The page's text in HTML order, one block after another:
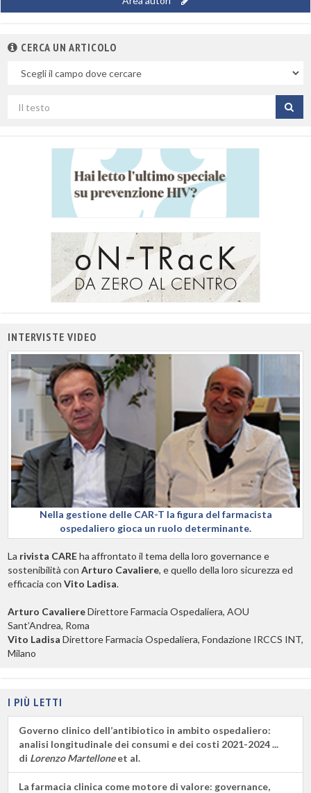
CERCA UN ARTICOLO
campo
per
INTERVISTE VIDEO
Nella gestione delle CAR-T la figura del farmacista
ospedaliero gioca un ruolo determinante.
La rivista CAREha affrontato il tema della loro governance e
sostenibilità con Arturo Cavaliere, e quello della loro sicurezza ed
efficacia con Vito Ladisa.
Arturo CavaliereDirettore Farmacia Ospedaliera, AOU
Sant’Andrea, Roma
Vito Ladisa Direttore Farmacia Ospedaliera, Fondazione IRCCS INT,
Milano
I PIÙ LETTI
Governo clinico dell’antibiotico in ambito ospedaliero:
analisi longitudinale dei consumi e dei costi 2021-2024 ...
di Lorenzo Martelloneet al.
La farmacia clinica come motore di valore: governance,